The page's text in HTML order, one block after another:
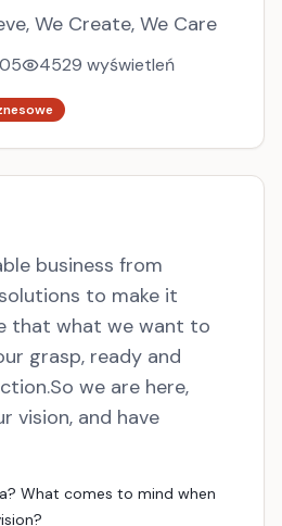
We Create, We Care
4529 wyświetleń
business from
to make it
that what we want to
grasp, ready and
we are here,
vision, and have
What comes to mind when